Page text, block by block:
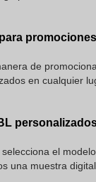
de
en cualquier
el
una muestra